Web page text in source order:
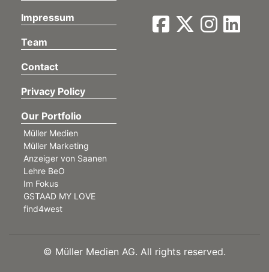
Impressum
Team
Contact
Privacy Policy
Our Portfolio
Müller Medien
Müller Marketing
Anzeiger von Saanen
Lehre BeO
Im Fokus
GSTAAD MY LOVE
find4west
© Müller Medien AG. All rights reserved.